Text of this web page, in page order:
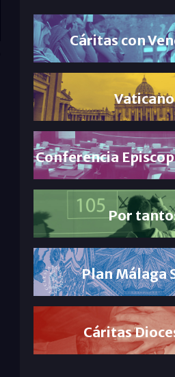
Cáritas con
Vaticano
Conferencia
Por
Plan Málaga
Cáritas